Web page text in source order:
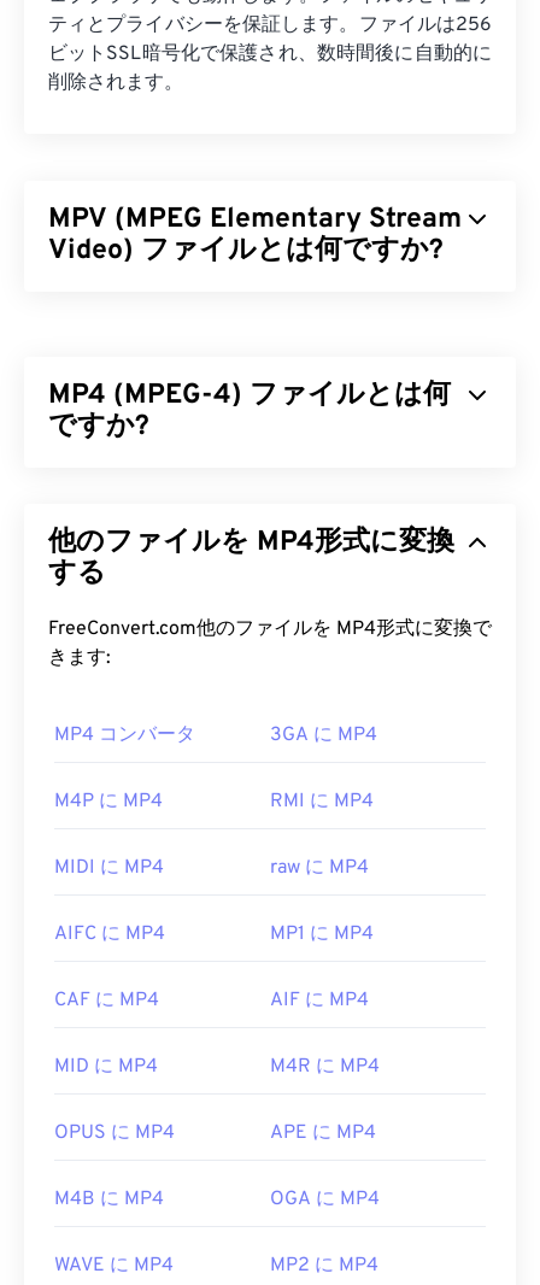
ティとプライバシーを保証します。ファイルは256
ビットSSL暗号化で保護され、数時間後に自動的に
削除されます。
MPV (MPEG Elementary Stream
Video) ファイルとは何ですか?
ェアです。その特徴的な機能は、マウス操作のオン
スクリーンコントローラー（
MPV ファイルを再生する最適な方法は
ーヤー
ダブルクリックしてもファイルを開けない場合は、
以下のいずれかの方法でファイルを開いてみてくだ
さい。ファイル名をMPG拡張子に変更すると改善
プレーヤーとしては、
VLCメディアプレーヤー
Player、Cyber​​Link PowerDVD 17、PentaLoop
開発者:MPlayer および Mplayer2 開発者コミュニ
初回リリース:
MP4 (MPEG-4) ファイルとは何
ですか?
マットです。幅広いデバイスやオペレーティングシ
ステムに対応しており、
ァイル形式となっています。また、YouTubeなどの
インターネットストリーミングでも人気の動画フォ
が考えています。
MP4 ファイルを開くにはどうすれ
MP4ファイルは、オペレーティングシステムのデ
をダブルクリックするだけで開くことができます。
ん。Windowsでは
Windows Media Player
一部のデバイス、特にモバイルデバイスでは、この
ます。MP4は様々なデータを含むコンテナである
通常、コンテナ内のデータ（オーディオまたはビデ
オコーデック）がデバイスのOSと互換性がないこ
メディアプレーヤー
をお試しください。
他のファイルを MP4形式に変換
する
FreeConvert.com他のファイルを MP4形式に変換で
きます:
MP4 コンバータ 3GA に MP4
M4P に MP4 RMI に MP4
MIDI に MP4 raw に MP4
AIFC に MP4 MP1 に MP4
CAF に MP4 AIF に MP4
MID に MP4 M4R に MP4
OPUS に MP4 APE に MP4
M4B に MP4 OGA に MP4
WAVE に MP4 MP2 に MP4